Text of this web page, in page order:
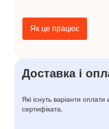
Як це працює
Доставка і
Які існуть варіанти
сертифіката.